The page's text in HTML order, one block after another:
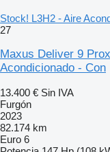
Stock! L3H2 - Aire
27
Maxus Deliver 9
Acondicionado - Con
13.400 € Sin IVA
Furgón
2023
82.174 km
Euro 6